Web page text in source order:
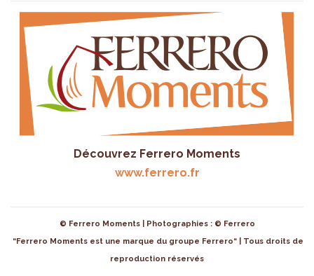
Découvrez Ferrero Moments
www.ferrero.fr
© Ferrero Moments | Photographies : © Ferrero
“Ferrero Moments est une marque du groupe Ferrero“ | Tous droits de
reproduction réservés